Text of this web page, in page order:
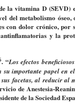
la vitamina D (SEVD)
del metabolismo
dolor crónico, por
y la
. “Los efectos
importante papel en
facetas, al reducir al
de Anestesia-
de la Sociedad